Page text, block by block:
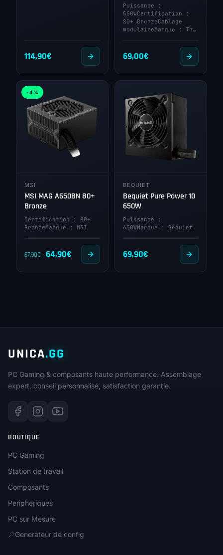
114,90€
Puissance :
550WCertification :
80+ BronzeCablage
modulaireMarque : Th…
69,00€
-4%
MSI
MSI MAG A650BN 80+
Bronze
Certification : 80+
BronzeMarque : MSI
67,90€
Le
64,90€
prix
BEQUIET
Bequiet Pure Power 10
650W
Puissance :
650WMarque : Bequiet
69,90€
UNICA.GG
PC Gaming & composants haute performance. Assemblage
expert, conseil personnalisé, satisfaction garantie.
BOUTIQUE
PC Gaming
Station de travail
Composants
Peripheriques
PC sur Mesure
Generateur de config